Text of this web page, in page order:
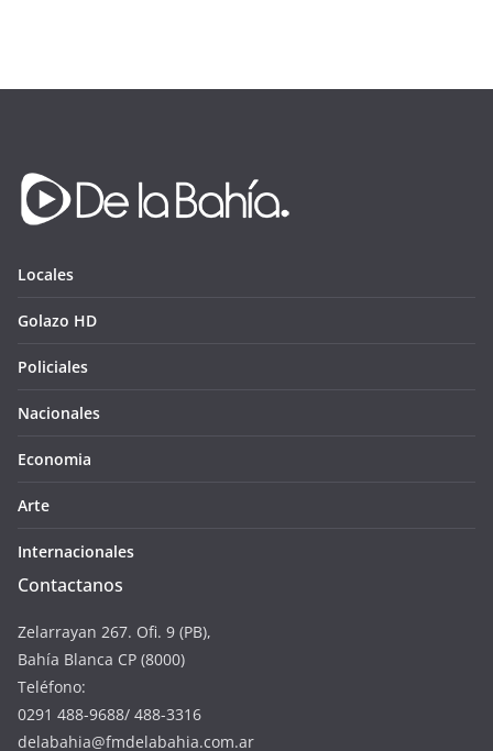
Locales
Golazo HD
Policiales
Nacionales
Economia
Arte
Internacionales
Contactanos
Zelarrayan 267. Ofi. 9 (PB),
Bahía Blanca CP (8000)
Teléfono:
0291 488-9688/ 488-3316
delabahia@fmdelabahia.com.ar